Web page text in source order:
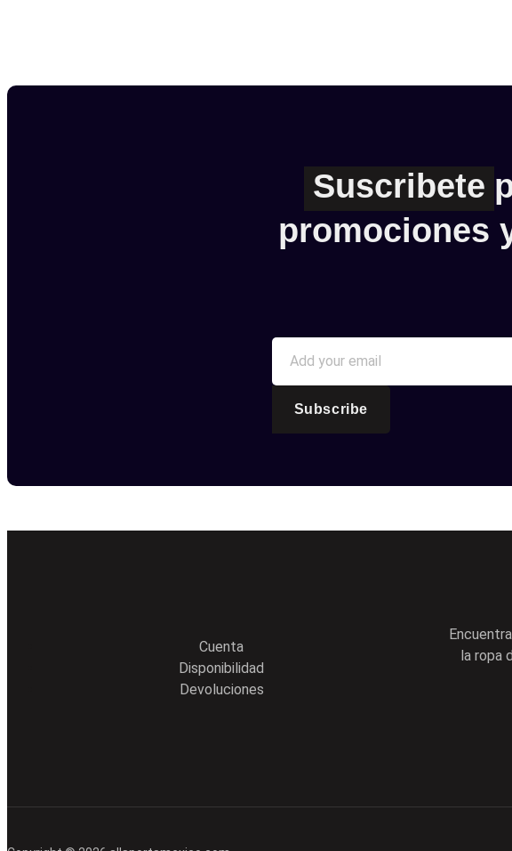
Suscribete
promociones
Subscribe
Cuenta
Disponibilidad
Devoluciones
la ropa